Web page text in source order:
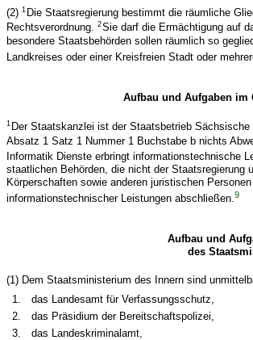
(2)1 Die Staatsregierung bestimmt die räumliche
Rechtsverordnung.2Sie darf die Ermächtigung auf
besondere Staatsbehörden sollen räumlich so
Landkreises oder einer Kreisfreien Stadt oder
Aufbau und Aufgaben im
1 Der Staatskanzlei ist der Staatsbetrieb
Absatz 1 Satz 1 Nummer 1 Buchstabe b nichts
Informatik Dienste erbringt informationstechnische
staatlichen Behörden, die nicht der
Körperschaften sowie anderen juristischen
informationstechnischer Leistungen abschließen.9
Aufbau und
des
(1) Dem Staatsministerium des Innern sind
1.
das Landesamt für Verfassungsschutz,
2.
das Präsidium der Bereitschaftspolizei,
3.
das Landeskriminalamt,